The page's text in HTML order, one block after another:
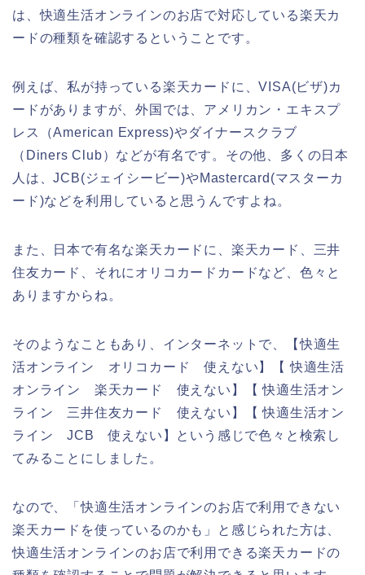
は、快適生活オンラインのお店で対応している楽天カ
ードの種類を確認するということです。
例えば、私が持っている楽天カードに、VISA(ビザ)カ
ードがありますが、外国では、アメリカン・エキスプ
レス（American Express)やダイナースクラブ
（Diners Club）などが有名です。その他、多くの日本
人は、JCB(ジェイシービー)やMastercard(マスターカ
ード)などを利用していると思うんですよね。
また、日本で有名な楽天カードに、楽天カード、三井
住友カード、それにオリコカードカードなど、色々と
ありますからね。
そのようなこともあり、インターネットで、【快適生
活オンライン オリコカード 使えない】【 快適生活
オンライン 楽天カード 使えない】【 快適生活オン
ライン 三井住友カード 使えない】【 快適生活オン
ライン JCB 使えない】という感じで色々と検索し
てみることにしました。
なので、「快適生活オンラインのお店で利用できない
楽天カードを使っているのかも」と感じられた方は、
快適生活オンラインのお店で利用できる楽天カードの